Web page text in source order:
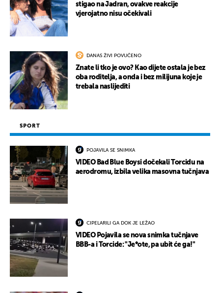
stigao na Jadran, ovakve reakcije
vjerojatno nisu očekivali
DANAS ŽIVI POVUČENO
Znate li tko je ovo? Kao dijete ostala je bez
oba roditelja, a onda i bez milijuna koje je
trebala naslijediti
SPORT
POJAVILA SE SNIMKA
VIDEO Bad Blue Boysi dočekali Torcidu na
aerodromu, izbila velika masovna tučnjava
CIPELARILI GA DOK JE LEŽAO
VIDEO Pojavila se nova snimka tučnjave
BBB-a i Torcide: "Je*ote, pa ubit će ga!"